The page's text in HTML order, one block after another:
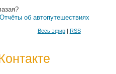
Отчёты об автопутешествиях
Весь эфир| RSS